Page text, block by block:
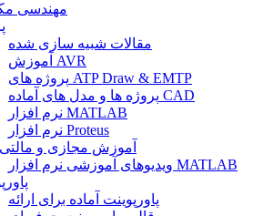
مهندسی
مقالات شبیه سازی شده
آموزش AVR
پروژه های ATP Draw & EMTP
پروژه ها و مدل های آماده CAD
نرم افزار MATLAB
نرم افزار Proteus
آموزش مجازی و مالتی
ویدیوهای آموزشی نرم افزار MATLAB
پاورپوینت آماده برای ارائه